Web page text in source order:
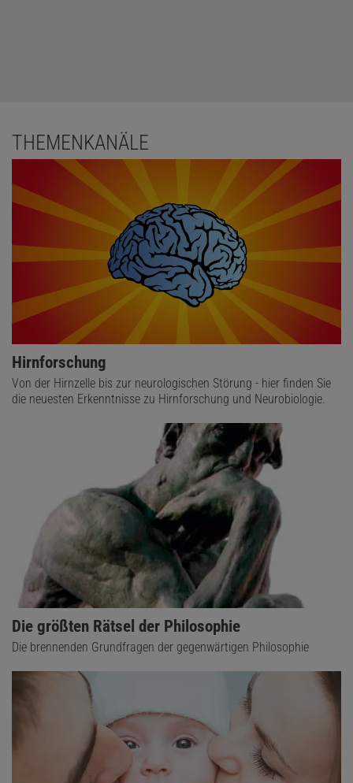
THEMENKANÄLE
Hirnforschung
Von der Hirnzelle bis zur neurologischen Störung - hier finden Sie
die neuesten Erkenntnisse zu Hirnforschung und Neurobiologie.
Die größten Rätsel der Philosophie
Die brennenden Grundfragen der gegenwärtigen Philosophie